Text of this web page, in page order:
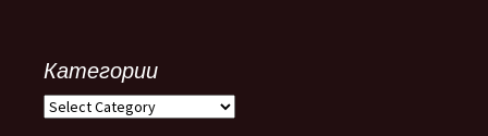
Категории
Категории